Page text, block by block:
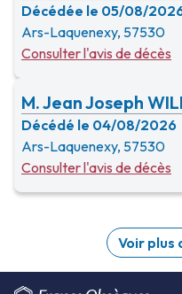
Décédée le 05/08/
Ars-Laquenexy, 57530
Consulter l'avis de décès
M. Jean Joseph
Décédé le 04/08/2026
Ars-Laquenexy, 57530
Consulter l'avis de décès
Voir plus